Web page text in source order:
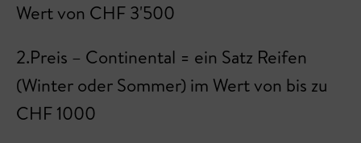
Wert von CHF 3'500
2.Preis – Continental = ein Satz Reifen
(Winter oder Sommer) im Wert von bis zu
CHF 1000